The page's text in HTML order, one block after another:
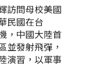
訪問母校美國
民國在台
，中國大陸首
並發射飛彈，
演習，以軍事